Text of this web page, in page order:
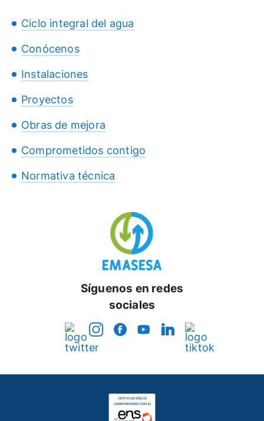
Ciclo integral del agua
Conócenos
Instalaciones
Proyectos
Obras de mejora
Comprometidos contigo
Normativa técnica
Síguenos en redes
sociales